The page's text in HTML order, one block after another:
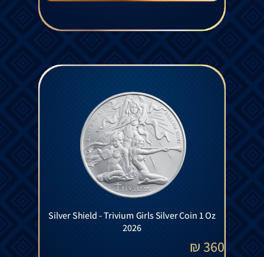
Silver Shield - Trivium Girls Silver Coin 1 Oz
2026
360
₪